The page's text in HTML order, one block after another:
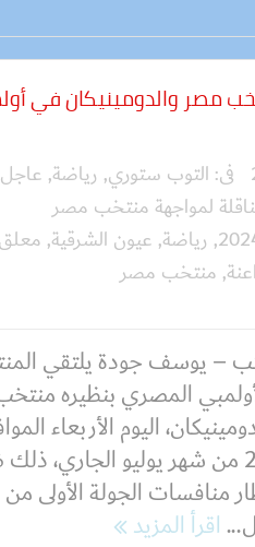
مصر والدومينيكان في
فى: التوب ستوري, رياضة, عاجل
لمواجهة منتخب مصر
, رياضة, عيون الشرقية, معلق
, منتخب مصر
– يوسف جودة يلتقي
المصري بنظيره
اليوم الأربعاء
24 من شهر يوليو الجاري،
منافسات الجولة الأولى من
اقرأ المزيد